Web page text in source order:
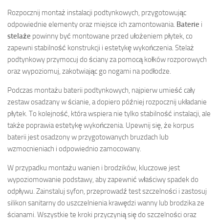
Rozpocznij montaż instalacji podtynkowych, przygotowując
odpowiednie elementy oraz miejsce ich zamontowania. Baterie i
stelaże powinny być montowane przed ułożeniem płytek, co
zapewni stabilność konstrukcji i estetykę wykończenia. Stelaż
podtynkowy przymocuj do ściany za pomocą kołków rozporowych
oraz wypoziomuj, zakotwiając go nogami na podłodze.
Podczas montażu baterii podtynkowych, najpierw umieść cały
zestaw osadzany w ścianie, a dopiero później rozpocznij układanie
płytek. To kolejność, która wspiera nie tylko stabilność instalacji, ale
także poprawia estetykę wykończenia. Upewnij się, że korpus
baterii jest osadzony w przygotowanych bruzdach lub
wzmocnieniach i odpowiednio zamocowany.
W przypadku montażu wanien i brodzików, kluczowe jest
wypoziomowanie podstawy, aby zapewnić właściwy spadek do
odpływu. Zainstaluj syfon, przeprowadź test szczelności i zastosuj
silikon sanitarny do uszczelnienia krawędzi wanny lub brodzika ze
ścianami. Wszystkie te kroki przyczynią się do szczelności oraz